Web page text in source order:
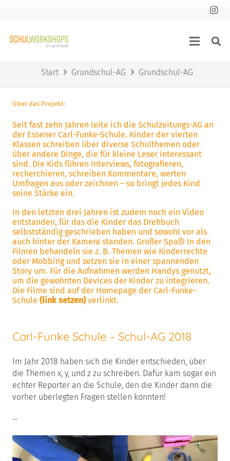
Start Grundschul-AG Grundschul-AG
Über das Projekt:
Seit fast zehn Jahren leite ich die Schulzeitungs-AG an
der Essener Carl-Funke-Schule. Kinder der vierten
Klassen schreiben über diverse Schulthemen oder
über andere Dinge, die für kleine Leser interessant
sind. Die Kids führen Interviews, fotografieren,
recherchieren, schreiben Kommentare, werten
Umfragen aus oder zeichnen – so bringt jedes Kind
seine Stärke ein.
In den letzten drei Jahren ist zudem noch ein Video
entstanden, für das die Kinder das Drehbuch
selbstständig geschrieben haben und sowohl vor als
auch hinter der Kamera standen. Großer Spaß! In den
Filmen behandeln sie z. B. Themen wie Kinderrechte
oder Mobbing und setzen sie in einer spannenden
Story um. Für die Aufnahmen werden Handys genutzt,
um die gewohnten Devices der Kinder zu integrieren.
Die Filme sind auf der Homepage der Carl-Funke-
Schule (link setzen)verlinkt.
Carl-Funke Schule – Schul-AG 2018
Im Jahr 2018 haben sich die Kinder entschieden, über
die Themen x, y, und z zu schreiben. Dafür kam sogar ein
echter Reporter an die Schule, den die Kinder dann die
vorher überlegten Fragen stellen konnten!
…